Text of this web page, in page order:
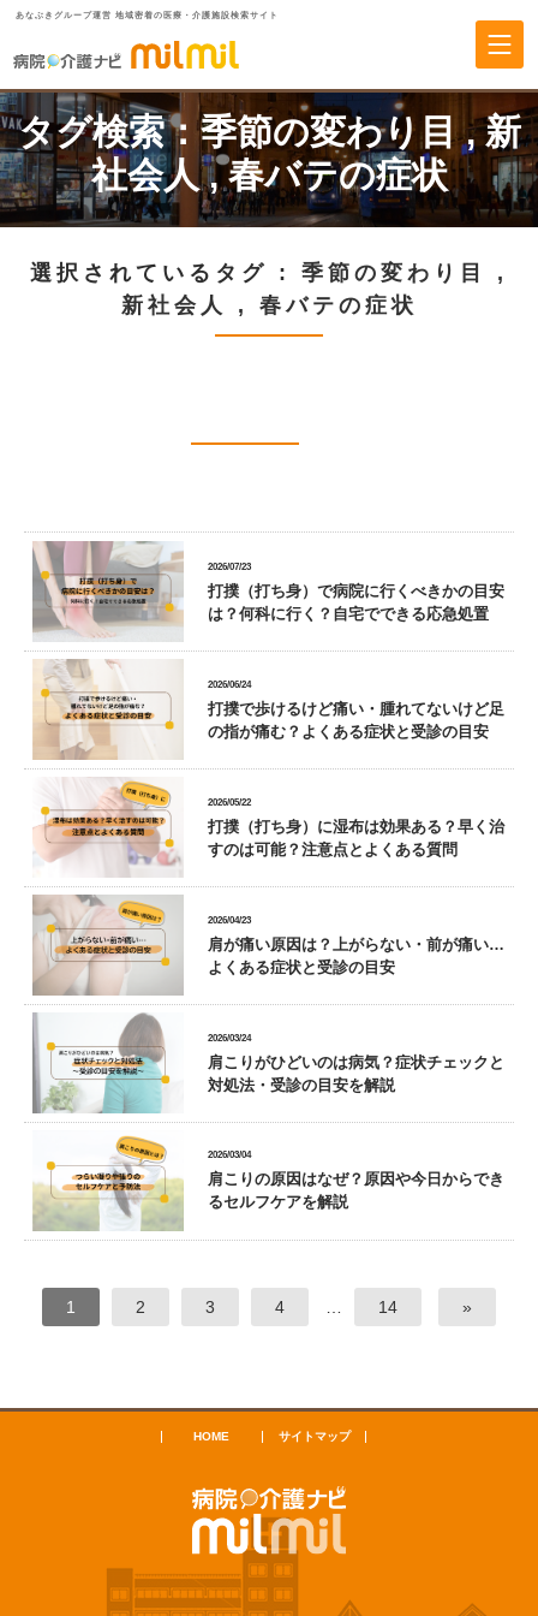
あなぶきグループ運営 地域密着の医療・介護施設検索サイト
タグ検索：季節の変わり目,新
社会人,春バテの症状
選択されているタグ : 季節の変わり目
,
新社会人
, 春バテの症状
2026/07/23
打撲（打ち身）で病院に行くべきかの目安
は？何科に行く？自宅でできる応急処置
2026/06/24
打撲で歩けるけど痛い・腫れてないけど足
の指が痛む？よくある症状と受診の目安
2026/05/22
打撲（打ち身）に湿布は効果ある？早く治
すのは可能？注意点とよくある質問
2026/04/23
肩が痛い原因は？上がらない・前が痛い…
よくある症状と受診の目安
2026/03/24
肩こりがひどいのは病気？症状チェックと
対処法・受診の目安を解説
2026/03/04
肩こりの原因はなぜ？原因や今日からでき
るセルフケアを解説
1 2 3 4 14 »
HOME サイトマップ